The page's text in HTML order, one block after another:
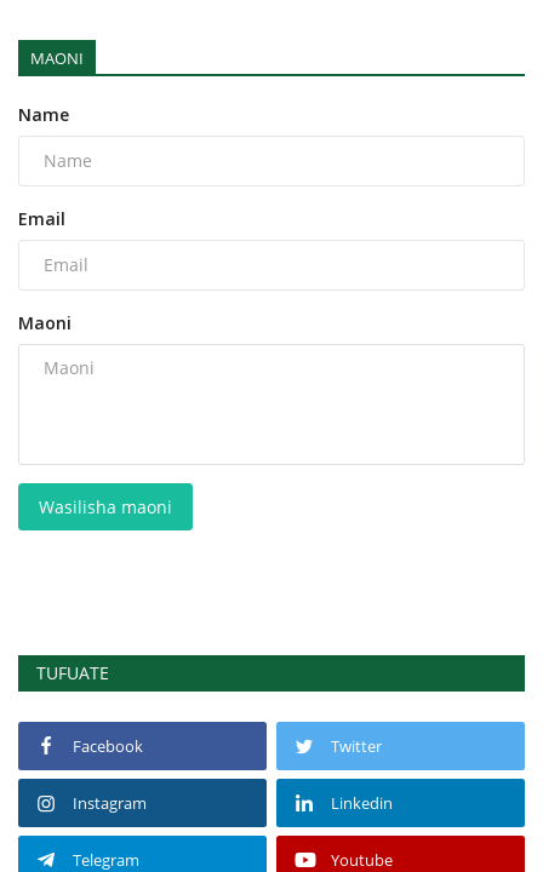
MAONI
Name
Email
Maoni
Wasilisha maoni
TUFUATE
Facebook Twitter
Instagram Linkedin
Telegram Youtube